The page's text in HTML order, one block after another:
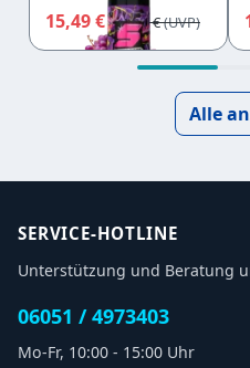
Strapped
Overdosed
15,49 € 16,95 €
Alle
SERVICE-HOTLINE
Unterstützung und Beratung
06051 / 4973403
Mo-Fr, 10:00 - 15:00 Uhr